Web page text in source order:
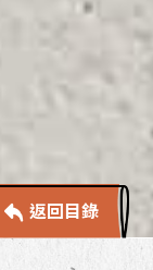
返回目錄